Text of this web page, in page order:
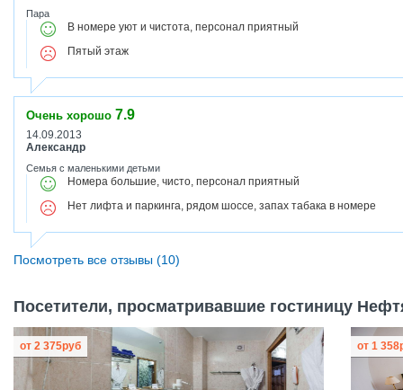
Пара
В номере уют и чистота, персонал приятный
Пятый этаж
Очень хорошо 7.9
14.09.2013
Александр
Семья с маленькими детьми
Номера большие, чисто, персонал приятный
Нет лифта и паркинга, рядом шоссе, запах табака в номере
Посмотреть все отзывы (10)
Посетители, просматривавшие гостиницу
от 2 375руб от 1 358